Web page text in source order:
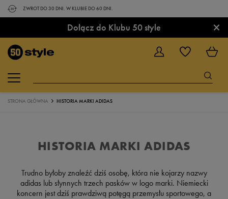
ZWROT DO 30 DNI. W KLUBIE DO 60 DNI.
Dołącz do Klubu 50 style ×
STRONA GŁÓWNA HISTORIA MARKI ADIDAS
HISTORIA MARKI ADIDAS
Trudno byłoby znaleźć dziś osobę, która nie kojarzy nazwy
adidas lub słynnych trzech pasków w logo marki. Niemiecki
koncern jest dziś prawdziwą potęgą przemysłu sportowego, a